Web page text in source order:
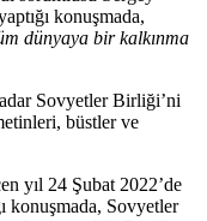
konuşmada,
dünyaya bir kalkınma
Sovyetler Birliği’ni
büstler ve
yıl 24 Şubat 2022’de
konuşmada, Sovyetler